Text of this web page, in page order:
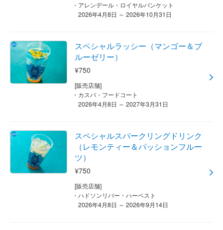
アレンデール・ロイヤルバンケット
2026年4月8日 ～ 2026年10月31日
スペシャルラッシー（マンゴー＆ブ
ルーゼリー）
¥750
[販売店舗]
カスバ・フードコート
2026年4月8日 ～ 2027年3月31日
スペシャルスパークリングドリンク
（レモンティー＆パッションフルー
ツ）
¥750
[販売店舗]
ハドソンリバー・ハーベスト
2026年4月8日 ～ 2026年9月14日